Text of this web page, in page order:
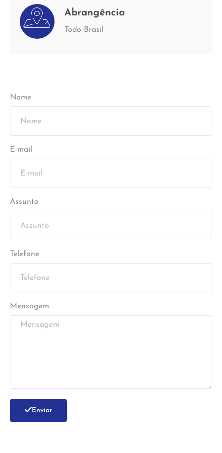
Abrangência
Todo Brasil
Nome
E-mail
Assunto
Telefone
Mensagem
Enviar